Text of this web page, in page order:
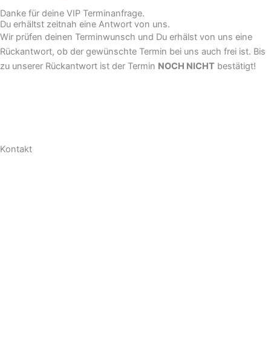
Danke für deine VIP Terminanfrage.
Du erhältst zeitnah eine Antwort von uns.
Wir prüfen deinen Terminwunsch und Du erhälst von uns eine
Rückantwort, ob der gewünschte Termin bei uns auch frei ist. Bis
zu unserer Rückantwort ist der Termin NOCH NICHT bestätigt!
Kontakt